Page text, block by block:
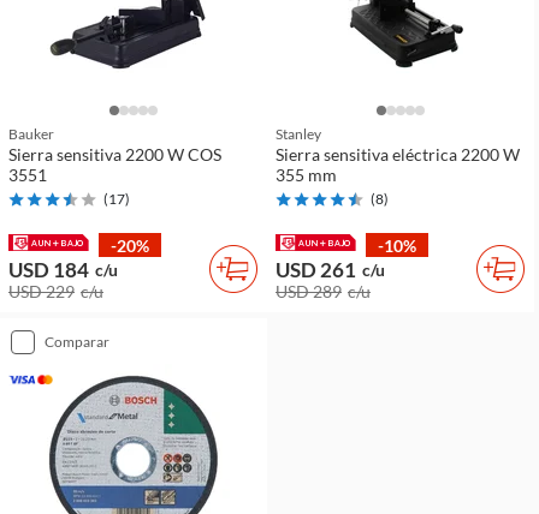
Bauker
Sierra sensitiva 2200 W COS
3551
(17)
-20%
USD 184 c/u
USD 229 c/u
Stanley
Sierra sensitiva eléctrica 2200 W
355 mm
(8)
-10%
USD 261 c/u
USD 289 c/u
comparar